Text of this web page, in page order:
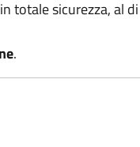
totale sicurezza, al di
.